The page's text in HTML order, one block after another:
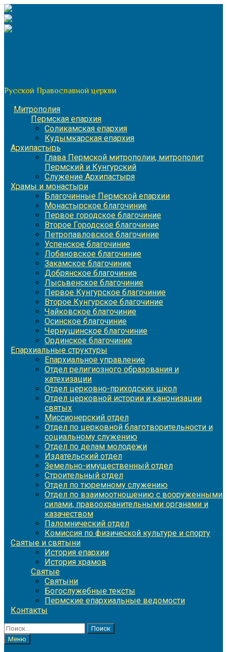
Перейти
к
содержимому
Русской Православной церкви
Митрополия
Пермская епархия
Соликамская епархия
Кудымкарская епархия
Архипастырь
Глава Пермской митрополии, митрополит
Пермский и Кунгурский
Служение Архипастыря
Храмы и монастыри
Благочинные Пермской епархии
Монастырское благочиние
Первое городское благочиние
Второе Городское благочиние
Петропавловское благочиние
Успенское благочиние
Лобановское благочиние
Закамское благочиние
Добрянское благочиние
Лысьвенское благочиние
Первое Кунгурское благочиние
Второе Кунгурское благочиние
Чайковское благочиние
Осинское благочиние
Чернушинское благочиние
Ординское благочиние
Епархиальные структуры
Епархиальное управление
Отдел религиозного образования и
катехизации
Отдел церковно-приходских школ
Отдел церковной истории и канонизации
святых
Миссионерский отдел
Отдел по церковной благотворительности и
социальному служению
Отдел по делам молодежи
Издательский отдел
Земельно-имущественный отдел
Строительный отдел
Отдел по тюремному служению
Отдел по взаимоотношению с вооруженными
силами, правоохранительными органами и
казачеством
Паломнический отдел
Комиссия по физической культуре и спорту
Святые и святыни
История епархии
История храмов
Святые
Святыни
Богослужебные тексты
Пермские епархиальные ведомости
Контакты
Найти:
Меню